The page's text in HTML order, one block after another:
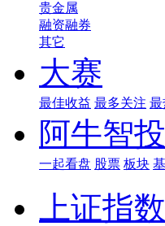
贵金属
融资融券
其它
大赛
最佳收益 最多关注 最
阿牛智投
一起看盘 股票 板块
上证指